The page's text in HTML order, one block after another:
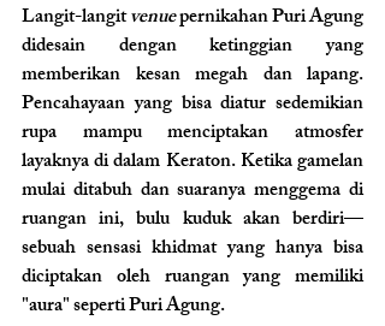
Langit-langit venue pernikahan Puri Agung
didesain dengan ketinggian yang
memberikan kesan megah dan lapang.
Pencahayaan yang bisa diatur sedemikian
rupa mampu menciptakan atmosfer
layaknya di dalam Keraton. Ketika gamelan
mulai ditabuh dan suaranya menggema di
ruangan ini, bulu kuduk akan berdiri—
sebuah sensasi khidmat yang hanya bisa
diciptakan oleh ruangan yang memiliki
"aura" seperti Puri Agung.